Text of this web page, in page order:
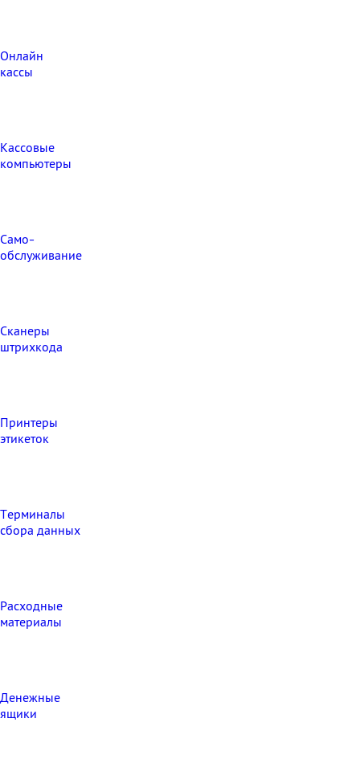
Онлайн
кассы
Кассовые
компьютеры
Само-
обслуживание
Сканеры
штрихкода
Принтеры
этикеток
Терминалы
сбора данных
Расходные
материалы
Денежные
ящики